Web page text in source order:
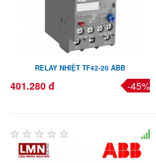
RELAY NHIỆT TF42-20 ABB
401.280 đ -45%